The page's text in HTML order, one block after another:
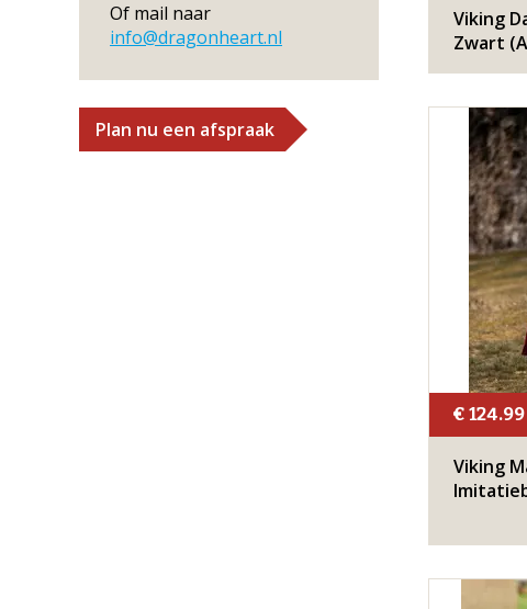
Of mail naar
info@dragonheart.nl
Plan nu een afspraak
Viking
Zwart
€ 124.99
Viking